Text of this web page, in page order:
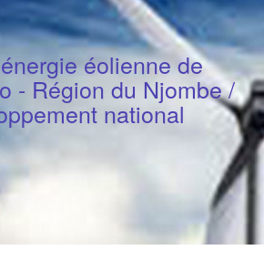
éolienne de
- Région du Njombe /
national